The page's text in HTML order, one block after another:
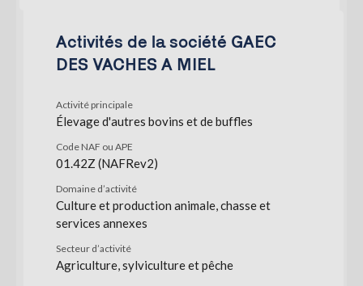
Activités de la société GAEC
DES VACHES A MIEL
Activité principale
Élevage d'autres bovins et de buffles
Code NAF ou APE
01.42Z (NAFRev2)
Domaine d’activité
Culture et production animale, chasse et
services annexes
Secteur d’activité
Agriculture, sylviculture et pêche